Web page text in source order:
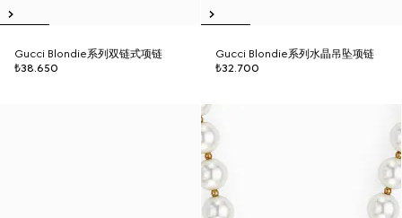
Gucci Blondie系列双链式项链
₺38.650
Gucci Blondie系列水晶吊坠项链
₺32.700